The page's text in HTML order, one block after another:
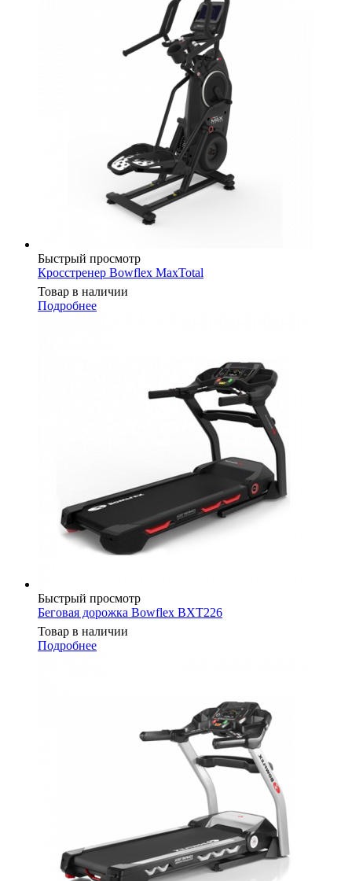
Быстрый просмотр
Кросстренер Bowflex MaxTotal
Товар в наличии
Подробнее
Быстрый просмотр
Беговая дорожка Bowflex BXT226
Товар в наличии
Подробнее